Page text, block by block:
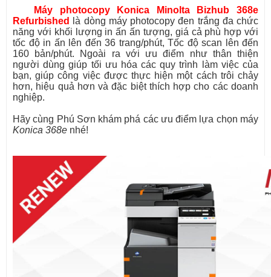
Máy photocopy Konica Minolta Bizhub 368e
Refurbished
là dòng máy photocopy đen trắng đa chức
năng với khối lượng in ấn ấn tượng, giá cả phù hợp với
tốc độ in ấn lên đến 36 trang/phút, Tốc độ scan lên đến
160 bản/phút. Ngoài ra với ưu điểm như thân thiện
người dùng giúp tối ưu hóa các quy trình làm việc của
bạn, giúp công việc được thực hiện một cách trôi chảy
hơn, hiệu quả hơn và đặc biệt thích hợp cho các doanh
nghiệp.
Hãy cùng Phú Sơn khám phá các ưu điểm lựa chọn máy
Konica 368e nhé!